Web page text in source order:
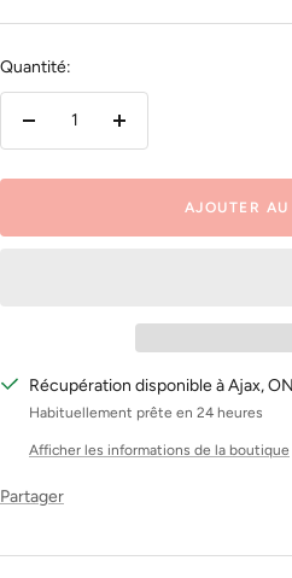
Quantité:
Réduire
Augmenter
AJOUTER AU
Récupération disponible à Ajax, ON
Habituellement prête en 24 heures
Afficher les informations de la boutique
Partager